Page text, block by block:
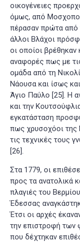
οικογένειες
όμως, από
πέρασαν πρώτα από
άλλοι Βλάχοι
οι οποίοι
αναφορές πως με
ομάδα από τη
Νάουσα και ίσως
Άγιο Παύλο [25]. Η
και την
εγκατάσταση
πως χρυσοχόοι της
τις τεχνικές τους
[26].
Στα 1779, οι
προς τα ανατολικά
πλαγιές του
Έδεσσας
Έτσι οι αρχές
την επιστροφή των
που δέχτηκαν